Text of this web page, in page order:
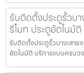
รับติดตั้งประตูรั้วบ
รีโมท ประตูอัตโนมั
รับติดตั้งประตูรั้วบางเสาธ
อัตโนมัติ บริการแบบครบว